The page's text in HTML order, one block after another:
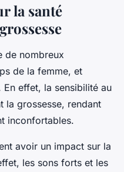
la santé
de nombreux
de la femme, et
En effet, la sensibilité au
la grossesse, rendant
inconfortables.
avoir un impact sur la
les sons forts et les